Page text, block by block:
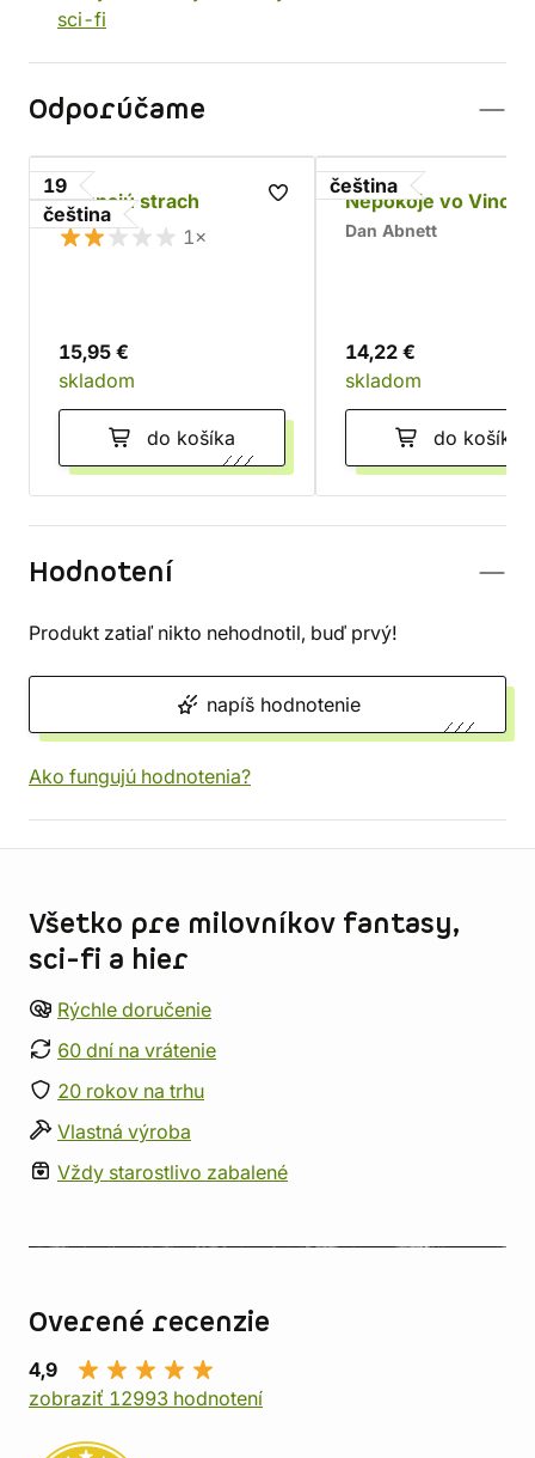
sci-fi
Odporúčame
19
čeština
Neznajú strach
1×
15,95 €
skladom
do košíka
čeština
Nepokoje vo
Dan Abnett
14,22 €
skladom
do košíka
Hodnotení
Produkt zatiaľ nikto nehodnotil, buď prvý!
napíš hodnotenie
Ako fungujú hodnotenia?
Všetko pre milovníkov fantasy,
sci-fi a hier
Rýchle doručenie
60 dní na vrátenie
20 rokov na trhu
Vlastná výroba
Vždy starostlivo zabalené
Overené recenzie
4,9
zobraziť 12993 hodnotení